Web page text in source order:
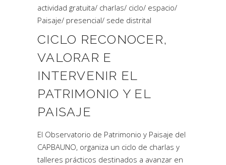
actividad gratuita/ charlas/ ciclo/ espacio/
Paisaje/ presencial/ sede distrital
CICLO RECONOCER,
VALORAR E
INTERVENIR EL
PATRIMONIO Y EL
PAISAJE
El Observatorio de Patrimonio y Paisaje del
CAPBAUNO, organiza un ciclo de charlas y
talleres prácticos destinados a avanzar en